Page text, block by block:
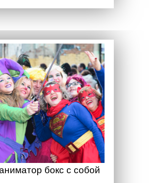
бокс с собой